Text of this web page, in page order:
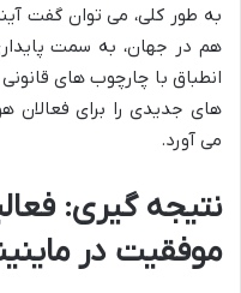
به طور کلی، می توان گفت
هم در جهان، به سمت
انطباق با چارچوب های
های جدیدی را برای فعالان
می آورد.
نتیجه گیری:
موفقیت در